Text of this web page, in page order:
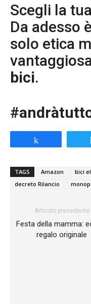
Scegli la
Da adesso
solo etica
bici.
TAGS Amazon bici
decreto Rilancio
Articolo precedente
Festa della mamma:
regalo originale